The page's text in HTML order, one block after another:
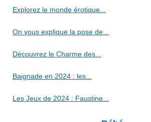
Explorez le monde érotique...
On vous explique la pose de...
Découvrez le Charme des...
Baignade en 2024 : les...
Les Jeux de 2024 : Faustine...